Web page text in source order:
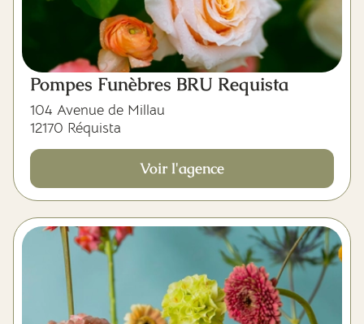
Pompes Funèbres BRU Requista
104 Avenue de Millau
12170 Réquista
Voir l'agence